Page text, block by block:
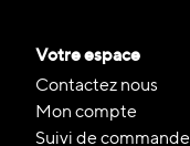
Votre espace
Contactez nous
Mon compte
Suivi de commande